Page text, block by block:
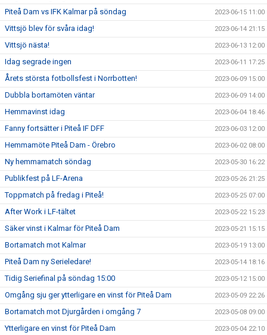
Piteå Dam vs IFK Kalmar på söndag 2023-06-15 11:00
Vittsjö blev för svåra idag! 2023-06-14 21:15
Vittsjö nästa! 2023-06-13 12:00
Idag segrade ingen 2023-06-11 17:25
Årets största fotbollsfest i Norrbotten! 2023-06-09 15:00
Dubbla bortamöten väntar 2023-06-09 14:00
Hemmavinst idag 2023-06-04 18:46
Fanny fortsätter i Piteå IF DFF 2023-06-03 12:00
Hemmamöte Piteå Dam - Örebro 2023-06-02 08:00
Ny hemmamatch söndag 2023-05-30 16:22
Publikfest på LF-Arena 2023-05-26 21:25
Toppmatch på fredag i Piteå! 2023-05-25 07:00
After Work i LF-tältet 2023-05-22 15:23
Säker vinst i Kalmar för Piteå Dam 2023-05-21 15:15
Bortamatch mot Kalmar 2023-05-19 13:00
Piteå Dam ny Serieledare! 2023-05-14 18:16
Tidig Seriefinal på söndag 15:00 2023-05-12 15:00
Omgång sju ger ytterligare en vinst för Piteå Dam 2023-05-09 22:26
Bortamatch mot Djurgården i omgång 7 2023-05-08 09:00
Ytterligare en vinst för Piteå Dam 2023-05-04 22:10